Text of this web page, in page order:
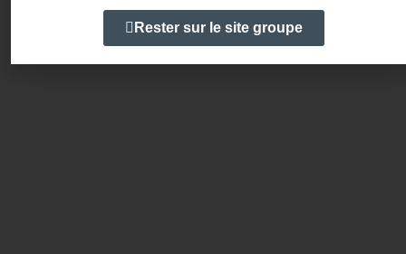
Rester sur le site groupe